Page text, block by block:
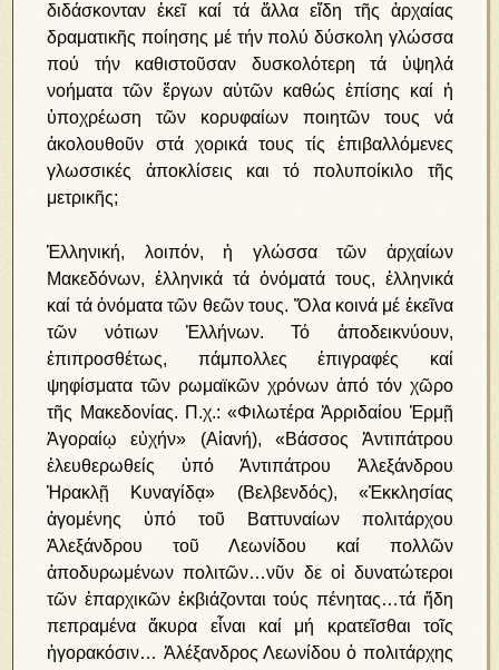
διδάσκονταν ἐκεῖ καί τά ἄλλα εἴδη τῆς ἀρχαίας
δραματικῆς ποίησης μέ τήν πολύ δύσκολη γλώσσα
πού τήν καθιστοῦσαν δυσκολότερη τά ὑψηλά
νοήματα τῶν ἔργων αὐτῶν καθώς ἐπίσης καί ἡ
ὑποχρέωση τῶν κορυφαίων ποιητῶν τους νά
ἀκολουθοῦν στά χορικά τους τίς ἐπιβαλλόμενες
γλωσσικές ἀποκλίσεις και τό πολυποίκιλο τῆς
μετρικῆς;
Ἑλληνική, λοιπόν, ἡ γλώσσα τῶν ἀρχαίων
Μακεδόνων, ἑλληνικά τά ὀνόματά τους, ἑλληνικά
καί τά ὀνόματα τῶν θεῶν τους. Ὅλα κοινά μέ ἐκεῖνα
τῶν νότιων Ἑλλήνων. Τό ἀποδεικνύουν,
ἐπιπροσθέτως, πάμπολλες ἐπιγραφές καί
ψηφίσματα τῶν ρωμαϊκῶν χρόνων ἀπό τόν χῶρο
τῆς Μακεδονίας. Π.χ.: «Φιλωτέρα Ἀρριδαίου Ἑρμῇ
Ἀγοραίῳ εὐχήν» (Αἰανή), «Βάσσος Ἀντιπάτρου
ἐλευθερωθείς ὑπό Ἀντιπάτρου Ἀλεξάνδρου
Ἡρακλῇ Κυναγίδᾳ» (Βελβενδός), «Ἐκκλησίας
ἀγομένης ὑπό τοῦ Βαττυναίων πολιτάρχου
Ἀλεξάνδρου τοῦ Λεωνίδου καί πολλῶν
ἀποδυρωμένων πολιτῶν…νῦν δε οἱ δυνατώτεροι
τῶν ἐπαρχικῶν ἐκβιάζονται τούς πένητας…τά ἤδη
πεπραμένα ἄκυρα εἶναι καί μή κρατεῖσθαι τοῖς
ἠγορακόσιν… Ἀλέξανδρος Λεωνίδου ὁ πολιτάρχης